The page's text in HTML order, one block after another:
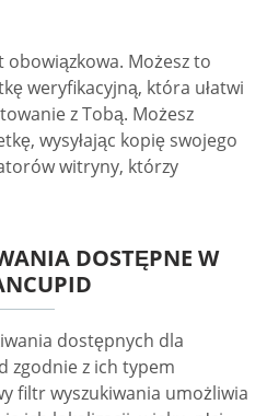
Możesz to
weryfikacyjną, która ułatwi
z Tobą. Możesz
wysyłając kopię swojego
witryny, którzy
DOSTĘPNE W
dostępnych dla
zgodnie z ich typem
filtr wyszukiwania umożliwia